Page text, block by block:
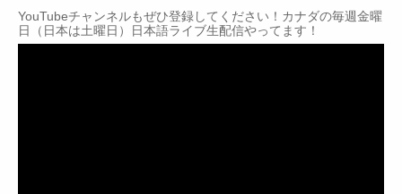
Contact
YouTubeチャンネルもぜひ登録してください！カナダの毎週金曜
日（日本は土曜日）日本語ライブ生配信やってます！